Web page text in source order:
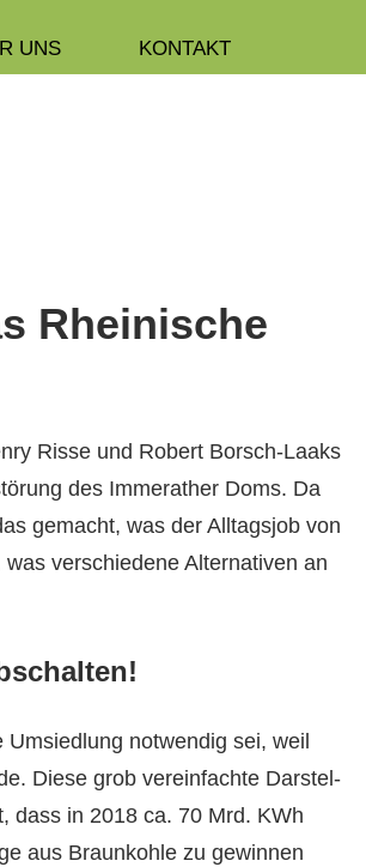
UNS KONTAKT
Rheinische
Risse und Robert Borsch-Laaks
des Immerather Doms. Da
gemacht, was der All­t­agsjob von
ver­schiedene Alter­na­tiv­en an
notwendig sei, weil
Diese grob vere­in­fachte Darstel­
dass in 2018 ca. 70 Mrd. KWh
aus Braunkohle zu gewin­nen